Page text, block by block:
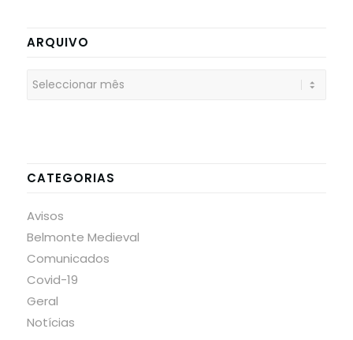
ARQUIVO
CATEGORIAS
Avisos
Belmonte Medieval
Comunicados
Covid-19
Geral
Notícias